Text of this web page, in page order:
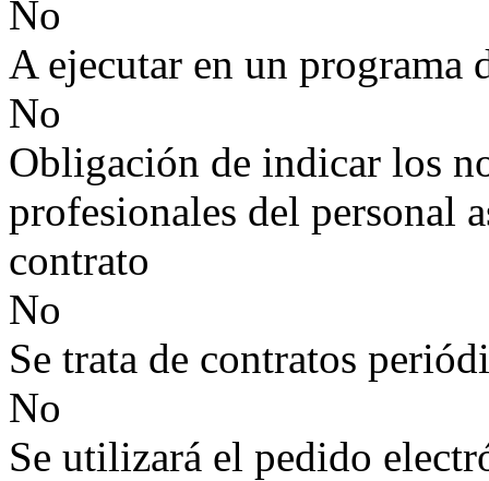
No
A ejecutar en un programa
No
Obligación de indicar los
profesionales del personal
contrato
No
Se trata de contratos
No
Se utilizará el pedido